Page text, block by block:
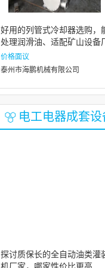
好用的列管式冷却器选购，
处理润滑油、适配矿山设备
家有哪些
价格面议
泰州市海鹏机械有限公司
电工电器成套设
探讨质保长的全自动油类灌